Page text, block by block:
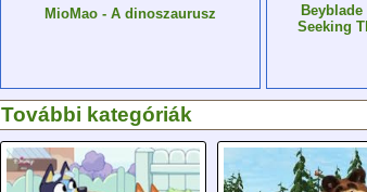
MioMao - A dinoszaurusz
Seeking
További kategóriák